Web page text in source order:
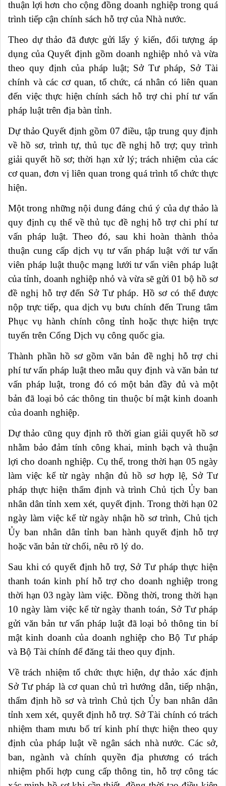
thuận lợi hơn cho cộng đồng doanh nghiệp trong quá
trình tiếp cận chính sách hỗ trợ của Nhà nước.
Theo dự thảo đã được gửi lấy ý kiến, đối tượng áp
dụng của Quyết định gồm doanh nghiệp nhỏ và vừa
theo quy định của pháp luật; Sở Tư pháp, Sở Tài
chính và các cơ quan, tổ chức, cá nhân có liên quan
đến việc thực hiện chính sách hỗ trợ chi phí tư vấn
pháp luật trên địa bàn tỉnh.
Dự thảo Quyết định gồm 07 điều, tập trung quy định
về hồ sơ, trình tự, thủ tục đề nghị hỗ trợ; quy trình
giải quyết hồ sơ; thời hạn xử lý; trách nhiệm của các
cơ quan, đơn vị liên quan trong quá trình tổ chức thực
hiện.
Một trong những nội dung đáng chú ý của dự thảo là
quy định cụ thể về thủ tục đề nghị hỗ trợ chi phí tư
vấn pháp luật. Theo đó, sau khi hoàn thành thỏa
thuận cung cấp dịch vụ tư vấn pháp luật với tư vấn
viên pháp luật thuộc mạng lưới tư vấn viên pháp luật
của tỉnh, doanh nghiệp nhỏ và vừa sẽ gửi 01 bộ hồ sơ
đề nghị hỗ trợ đến Sở Tư pháp. Hồ sơ có thể được
nộp trực tiếp, qua dịch vụ bưu chính đến Trung tâm
Phục vụ hành chính công tỉnh hoặc thực hiện trực
tuyến trên Cổng Dịch vụ công quốc gia.
Thành phần hồ sơ gồm văn bản đề nghị hỗ trợ chi
phí tư vấn pháp luật theo mẫu quy định và văn bản tư
vấn pháp luật, trong đó có một bản đầy đủ và một
bản đã loại bỏ các thông tin thuộc bí mật kinh doanh
của doanh nghiệp.
Dự thảo cũng quy định rõ thời gian giải quyết hồ sơ
nhằm bảo đảm tính công khai, minh bạch và thuận
lợi cho doanh nghiệp. Cụ thể, trong thời hạn 05 ngày
làm việc kể từ ngày nhận đủ hồ sơ hợp lệ, Sở Tư
pháp thực hiện thẩm định và trình Chủ tịch Ủy ban
nhân dân tỉnh xem xét, quyết định. Trong thời hạn 02
ngày làm việc kể từ ngày nhận hồ sơ trình, Chủ tịch
Ủy ban nhân dân tỉnh ban hành quyết định hỗ trợ
hoặc văn bản từ chối, nêu rõ lý do.
Sau khi có quyết định hỗ trợ, Sở Tư pháp thực hiện
thanh toán kinh phí hỗ trợ cho doanh nghiệp trong
thời hạn 03 ngày làm việc. Đồng thời, trong thời hạn
10 ngày làm việc kể từ ngày thanh toán, Sở Tư pháp
gửi văn bản tư vấn pháp luật đã loại bỏ thông tin bí
mật kinh doanh của doanh nghiệp cho Bộ Tư pháp
và Bộ Tài chính để đăng tải theo quy định.
Về trách nhiệm tổ chức thực hiện, dự thảo xác định
Sở Tư pháp là cơ quan chủ trì hướng dẫn, tiếp nhận,
thẩm định hồ sơ và trình Chủ tịch Ủy ban nhân dân
tỉnh xem xét, quyết định hỗ trợ. Sở Tài chính có trách
nhiệm tham mưu bố trí kinh phí thực hiện theo quy
định của pháp luật về ngân sách nhà nước. Các sở,
ban, ngành và chính quyền địa phương có trách
nhiệm phối hợp cung cấp thông tin, hỗ trợ công tác